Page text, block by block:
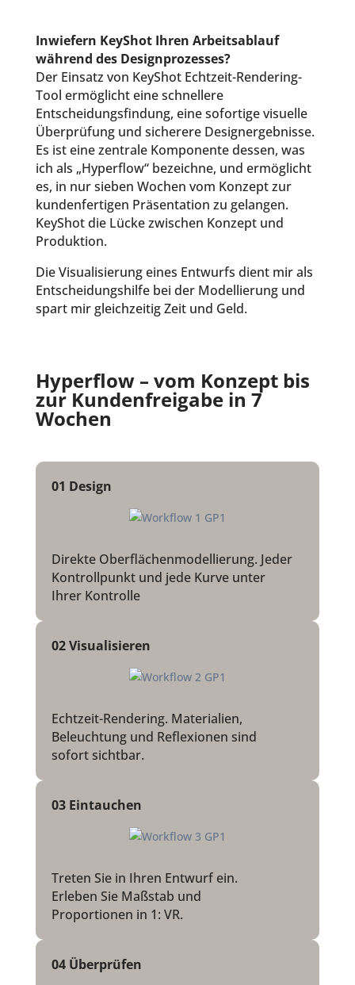
Inwiefern KeyShot Ihren Arbeitsablauf
während des Designprozesses?
Der Einsatz von KeyShot Echtzeit-Rendering-
Tool ermöglicht eine schnellere
Entscheidungsfindung, eine sofortige visuelle
Überprüfung und sicherere Designergebnisse.
Es ist eine zentrale Komponente dessen, was
ich als „Hyperflow“ bezeichne, und ermöglicht
es, in nur sieben Wochen vom Konzept zur
kundenfertigen Präsentation zu gelangen.
KeyShot die Lücke zwischen Konzept und
Produktion.
Die Visualisierung eines Entwurfs dient mir als
Entscheidungshilfe bei der Modellierung und
spart mir gleichzeitig Zeit und Geld.
Hyperflow – vom Konzept bis
zur Kundenfreigabe in 7
Wochen
01 Design
Direkte Oberflächenmodellierung. Jeder
Kontrollpunkt und jede Kurve unter
Ihrer Kontrolle
02 Visualisieren
Echtzeit-Rendering. Materialien,
Beleuchtung und Reflexionen sind
sofort sichtbar.
03 Eintauchen
Treten Sie in Ihren Entwurf ein.
Erleben Sie Maßstab und
Proportionen in 1: VR.
04 Überprüfen